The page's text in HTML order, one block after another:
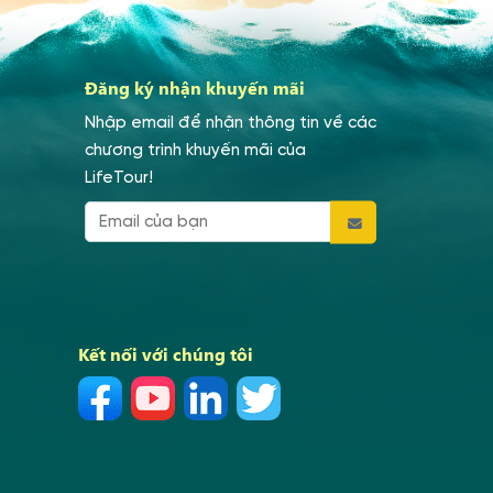
Đăng ký nhận khuyến mãi
Nhập email để nhận thông tin về các
chương trình khuyến mãi của
LifeTour!
Kết nối với chúng tôi